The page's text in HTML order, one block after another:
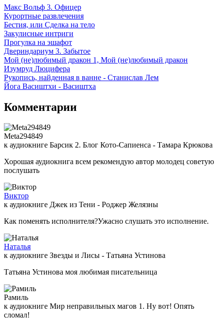
Макс Вольф 3. Офицер
Курортные развлечения
Бестия, или Сделка на тело
Закулисные интриги
Прогулка на эшафот
Двериндариум 3. Забытое
Мой (не)любимый дракон 1, Мой (не)любимый дракон
Изумруд Люцифера
Рукопись, найденная в ванне - Станислав Лем
Йога Васиштхи - Васиштха
Комментарии
Meta294849
к аудиокниге Барсик 2. Блог Кото-Сапиенса - Тамара Крюкова
Хорошая аудиокнига всем рекомендую автор молодец советую
послушать
Виктор
к аудиокниге Джек из Тени - Роджер Желязны
Как поменять исполнителя?Ужасно слушать это исполнение.
Наталья
к аудиокниге Звезды и Лисы - Татьяна Устинова
Татьяна Устинова моя любимая писательница
Рамиль
к аудиокниге Мир неправильных магов 1. Ну вот! Опять
сломал!